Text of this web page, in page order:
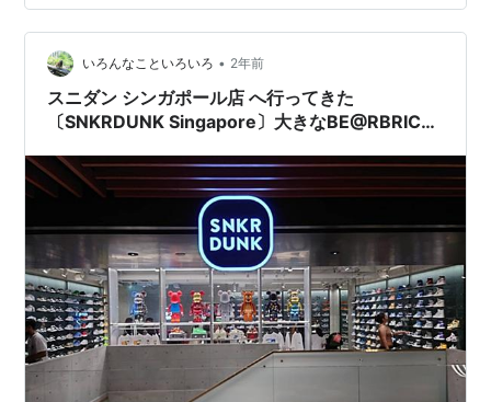
った。 ＴシャツとBE@RBRICK（ベアブリック）3個とラ
イトセーバーアクリルチェーン1個ですね。 Ｔシャツは先
日ユニクロに行ったときに、おっさんでもこのくらいシ
ンプルな色…
いろんなこといろいろ • 2年前
スニダン シンガポール店 へ行ってきた
〔SNKRDUNK Singapore〕大きなBE@RBRICK